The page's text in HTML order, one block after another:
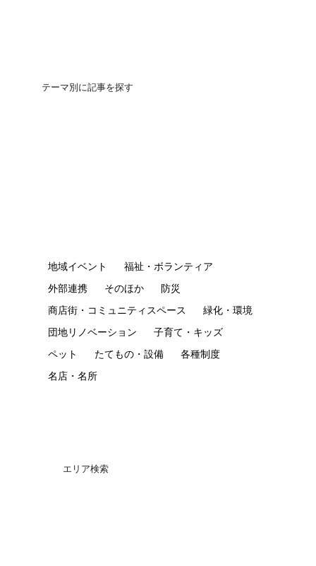
団地の買いかたテーマ別に記事を探す
地域イベント
福祉・ボランティア
外部連携
そのほか
防災
商店街・コミュニティスペース
緑化・環境
団地リノベーション
子育て・キッズ
ペット
たてもの・設備
各種制度
名店・名所
エリア検索